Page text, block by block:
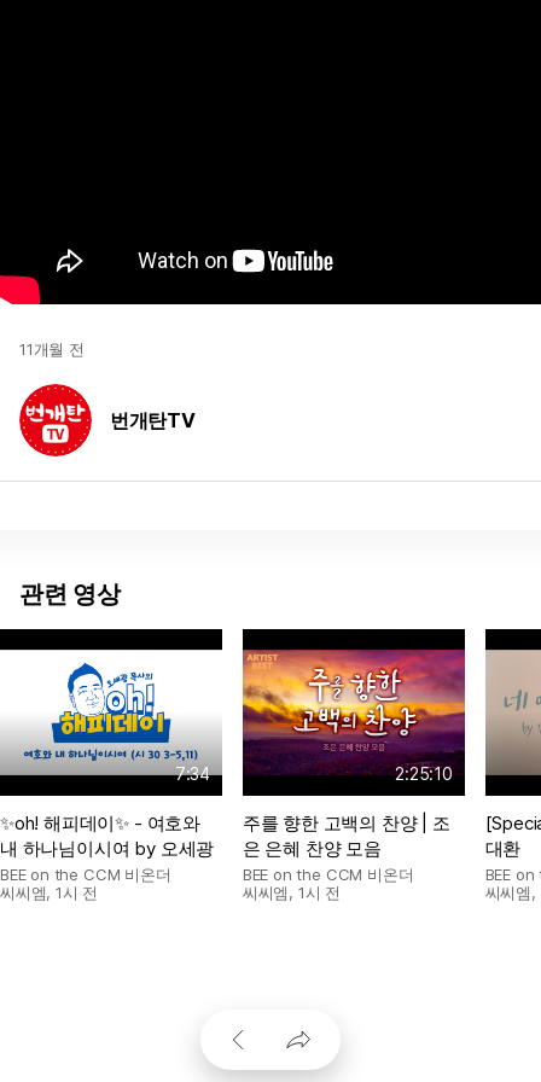
11개월 전
번개탄TV
관련 영상
7:34
✨oh! 해피데이✨ - 여호와
내 하나님이시여 by 오세광
BEE on the CCM 비온더
씨씨엠,1시 전
2:25:10
주를 향한 고백의 찬양 | 조
은 은혜 찬양 모음
BEE on the CCM 비온더
씨씨엠, 1시 전
대환
BEE
씨씨엠,